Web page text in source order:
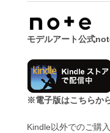
モデルアート公式
※電子版はこちらか
Kindle以外でのご購